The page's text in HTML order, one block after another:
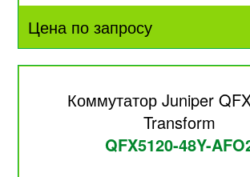
Цена по запросу
Коммутатор Juniper
Transform
QFX5120-48Y-